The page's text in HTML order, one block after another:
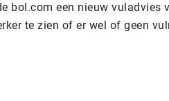
bol.com een nieuw vuladvies
te zien of er wel of geen